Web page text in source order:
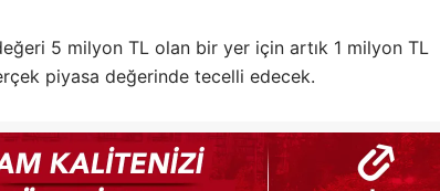
5 milyon TL olan bir yer için artık 1 milyon TL
piyasa değerinde tecelli edecek.